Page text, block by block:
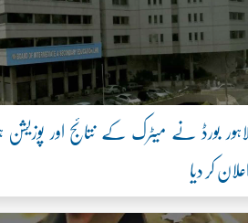
لاہور بورڈ نے میٹرک کے نتائج اور پوزیشن
اعلان کر دیا